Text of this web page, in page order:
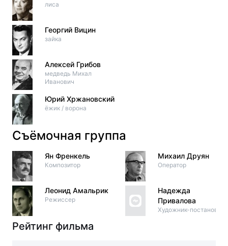
лиса
Георгий Вицин
зайка
Алексей Грибов
медведь Михал
Иванович
Юрий Хржановский
ёжик / ворона
Съёмочная группа
Ян Френкель
Композитор
Леонид Амальрик
Режиссер
Михаил Друян
Оператор
Надежда
Привалова
Художник-
Рейтинг фильма